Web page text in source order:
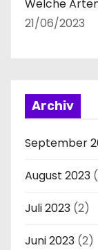
Welche
21/06/2023
Archiv
September
August 2023
Juli 2023 (2)
Juni 2023 (2)